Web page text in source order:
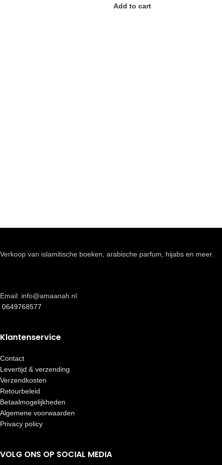
Add to cart
Verkoop van islamitische boeken, arabische parfum, hijabs en meer.
Email: info@amaanah.nl
0649768577
Klantenservice
Contact
Levertijd & verzending
Verzendkosten
Retourbeleid
Betaalmogelijkheden
Algemene voorwaarden
Privacy policy
VOLG ONS OP SOCIAL MEDIA